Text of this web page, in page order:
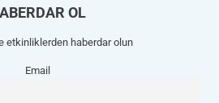
OL
etkinliklerden haberdar olun
Email